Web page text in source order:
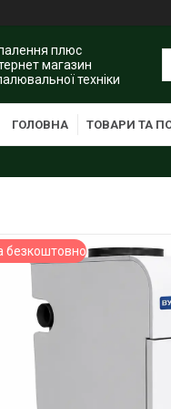
плюс
магазин
техніки
ГОЛОВНА ТОВАРИ ТА
безкоштовно